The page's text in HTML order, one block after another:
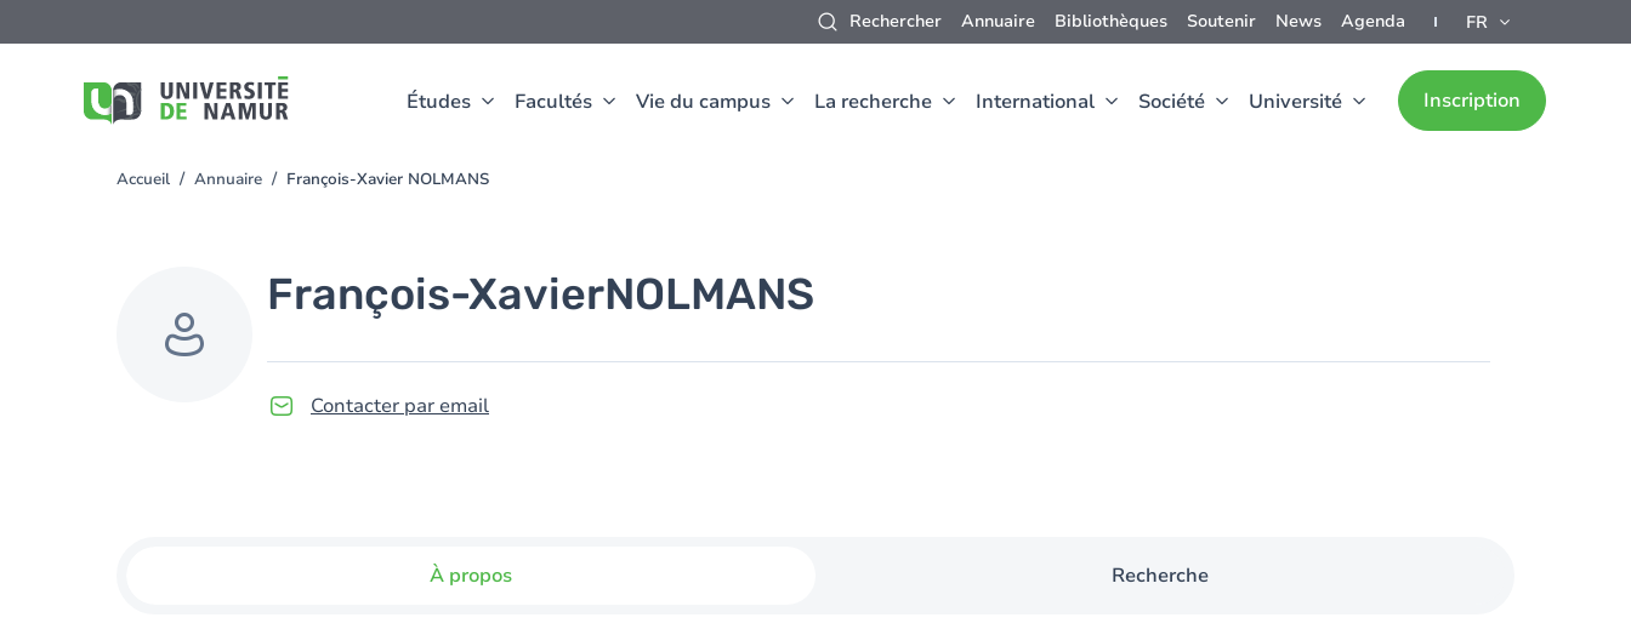
Rechercher Annuaire Bibliothèques Soutenir News Agenda FR
Études Facultés Vie du campus La recherche International Société Université Inscription
au
You
Accueil Annuaire François-Xavier NOLMANS
François-XavierNOLMANS
Contacter par email
À propos Recherche